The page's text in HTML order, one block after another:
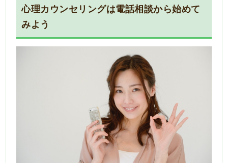
心理カウンセリングは電話相談から始めて
みよう